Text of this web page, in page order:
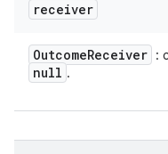
receiver
OutcomeReceiver :
null .